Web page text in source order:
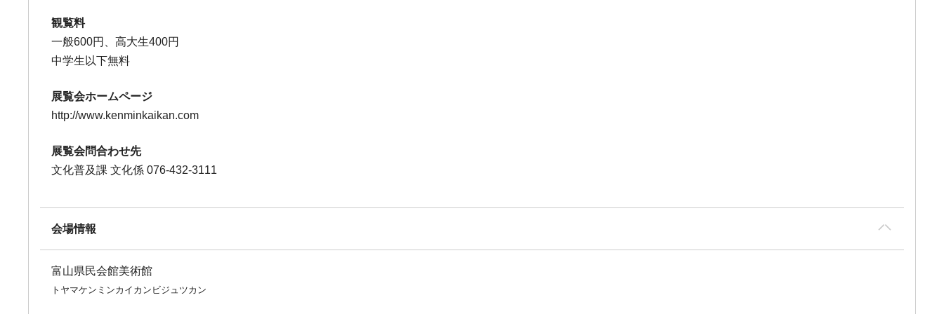
観覧料
一般600円、高大生400円
中学生以下無料
展覧会ホームページ
http://www.kenminkaikan.com
展覧会問合わせ先
文化普及課 文化係 076-432-3111
会場情報
富山県民会館美術館
トヤマケンミンカイカンビジュツカン